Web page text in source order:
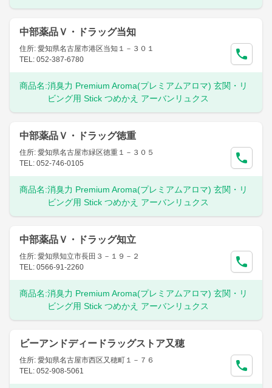
中部薬品Ｖ・ドラッグ当知
住所: 愛知県名古屋市港区当知１－３０１
TEL: 052-387-6780
商品名:消臭力 Premium Aroma(プレミアムアロマ) 玄関・リ
ビング用 Stick つめかえ アーバンリュクス
中部薬品Ｖ・ドラッグ徳重
住所: 愛知県名古屋市緑区徳重１－３０５
TEL: 052-746-0105
商品名:消臭力 Premium Aroma(プレミアムアロマ) 玄関・リ
ビング用 Stick つめかえ アーバンリュクス
中部薬品Ｖ・ドラッグ知立
住所: 愛知県知立市長田３－１９－２
TEL: 0566-91-2260
商品名:消臭力 Premium Aroma(プレミアムアロマ) 玄関・リ
ビング用 Stick つめかえ アーバンリュクス
ビーアンドディードラッグストア又穂
住所: 愛知県名古屋市西区又穂町１－７６
TEL: 052-908-5061